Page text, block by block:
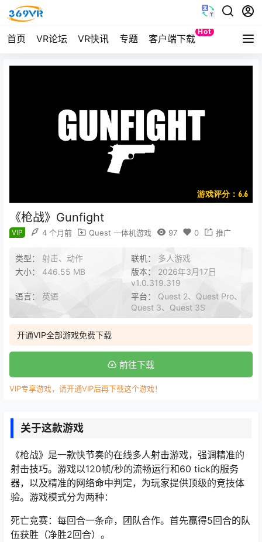
首页 VR论坛 VR快讯 专题 客户端下载
Hot
Quest
游戏评分：6.6
《枪战》Gunfight
VIP 4 个月前 Quest 一体机游戏 97 0 推广
类型： 射击、动作 联机： 多人游戏
大小： 446.55 MB 版本： 2026年3月17日
v1.0.319.319
语言： 英语 平台： Quest 2、Quest Pro、
Quest 3、Quest 3S
开通VIP全部游戏免费下载
前往下载
VIP专享游戏，请开通VIP后再下载这个游戏！
关于这款游戏
《枪战》是一款快节奏的在线多人射击游戏，强调精准的
射击技巧。游戏以120帧/秒的流畅运行和60 tick的服务
器，以及精准的网络命中判定，为玩家提供顶级的竞技体
验。游戏模式分为两种：
死亡竞赛：每回合一条命，团队合作。首先赢得5回合的队
伍获胜（净胜2回合）。